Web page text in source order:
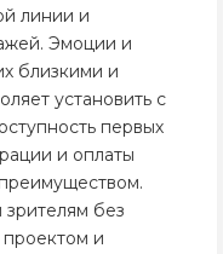
линии и
Эмоции и
близкими и
установить с
первых
и оплаты
без
проектом и